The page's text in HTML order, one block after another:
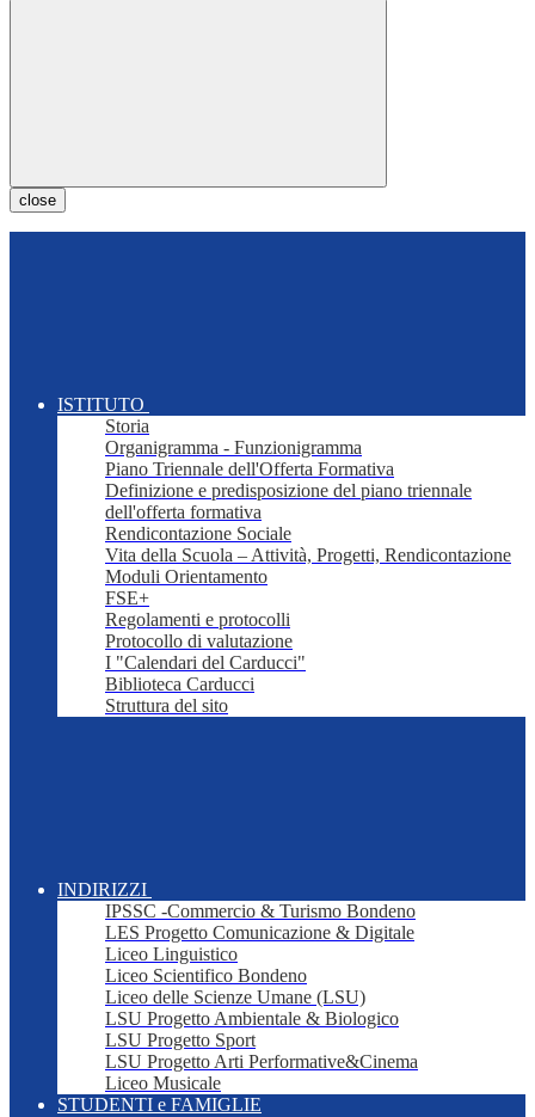
close
ISTITUTO
Storia
Organigramma - Funzionigramma
Piano Triennale dell'Offerta Formativa
Definizione e predisposizione del piano triennale
dell'offerta formativa
Rendicontazione Sociale
Vita della Scuola – Attività, Progetti, Rendicontazione
Moduli Orientamento
FSE+
Regolamenti e protocolli
Protocollo di valutazione
I "Calendari del Carducci"
Biblioteca Carducci
Struttura del sito
INDIRIZZI
IPSSC -Commercio & Turismo Bondeno
LES Progetto Comunicazione & Digitale
Liceo Linguistico
Liceo Scientifico Bondeno
Liceo delle Scienze Umane (LSU)
LSU Progetto Ambientale & Biologico
LSU Progetto Sport
LSU Progetto Arti Performative&Cinema
Liceo Musicale
STUDENTI e FAMIGLIE